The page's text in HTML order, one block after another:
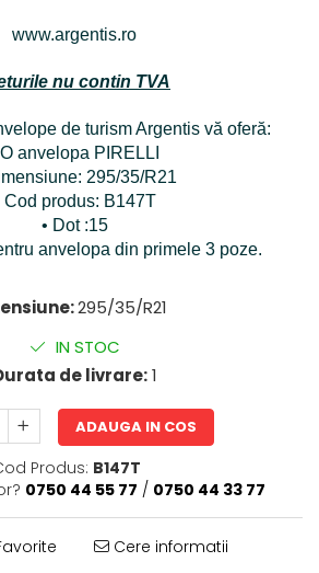
www.argentis.ro
nu contin TVA
de turism Argentis vă oferă:
anvelopa PIRELLI
295/35/R21
Cod produs: B147T
• Dot :15
anvelopa din primele 3 poze.
295/35/R21
IN STOC
de livrare:1
ADAUGA IN COS
Produs: B147T
0750 44 55 77 / 0750 44 33 77
Cere informatii